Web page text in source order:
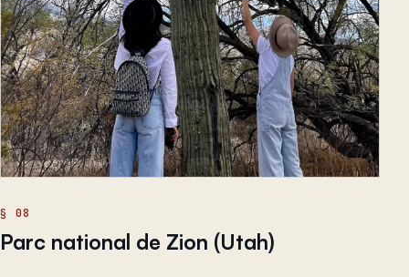
Parc national de Zion (Utah)